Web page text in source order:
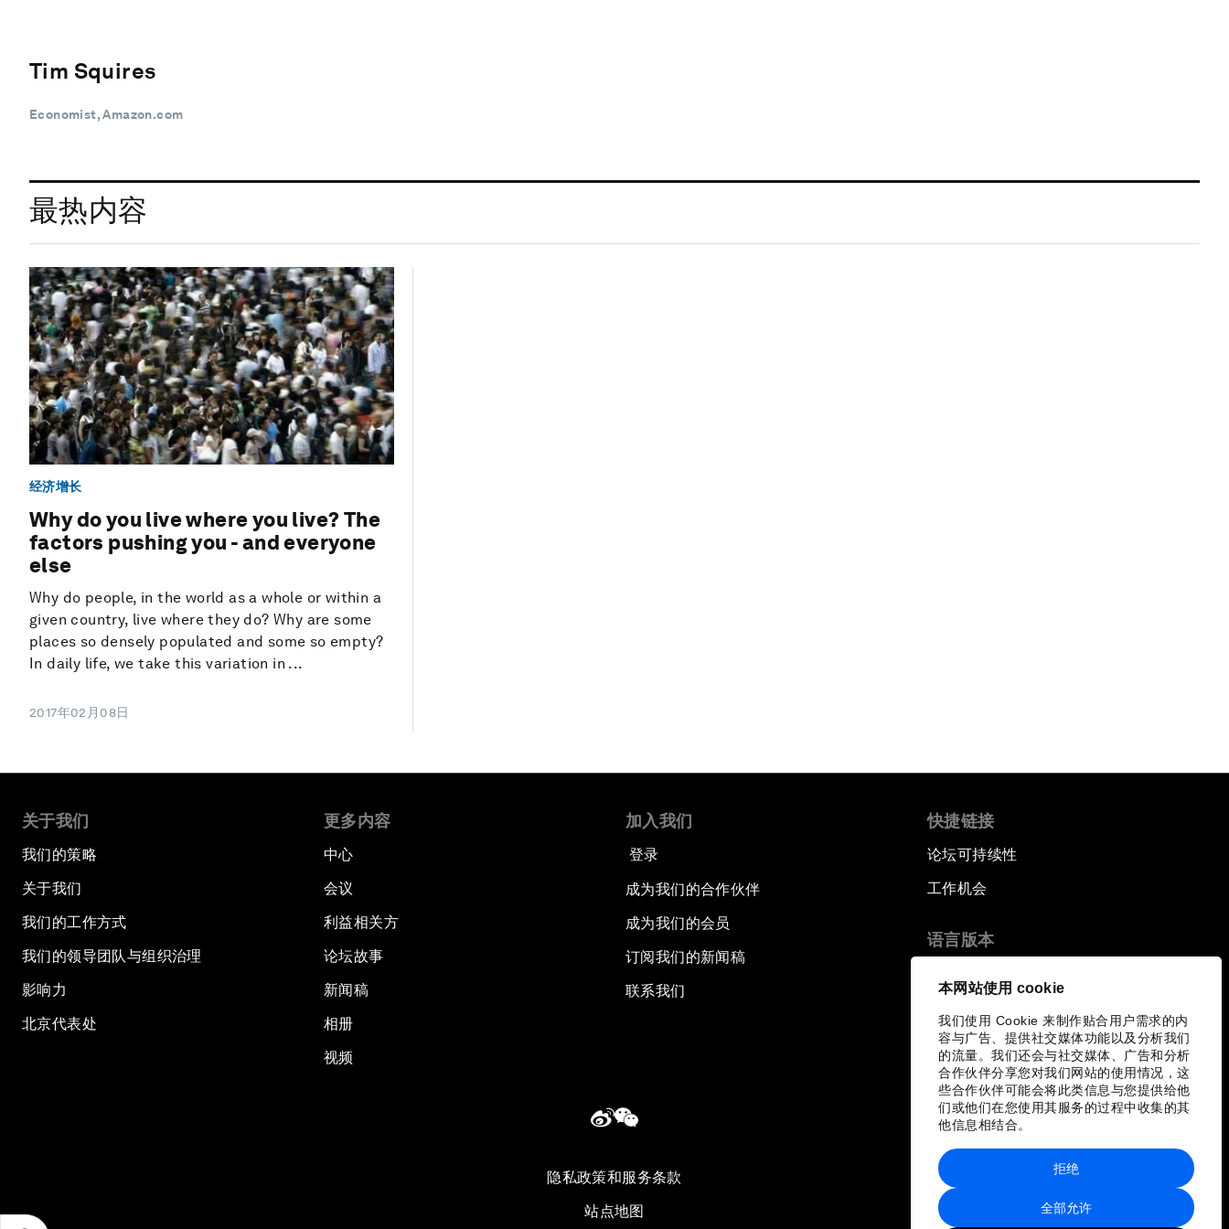
本网站使用 cookie
我们使用 Cookie 来制作贴合用户需求的内
容与广告、提供社交媒体功能以及分析我们
的流量。我们还会与社交媒体、广告和分析
合作伙伴分享您对我们网站的使用情况，这
些合作伙伴可能会将此类信息与您提供给他
们或他们在您使用其服务的过程中收集的其
他信息相结合。
全部允许
拒绝
Tim Squires
Economist, Amazon.com
最热内容
经济增长
Why do you live where you live? The
factors pushing you - and everyone
else
Why do people, in the world as a whole or within a
given country, live where they do? Why are some
places so densely populated and some so empty?
In daily life, we take this variation in ...
2017年02月08日
关于我们
我们的策略
关于我们
我们的工作方式
我们的领导团队与组织治理
影响力
北京代表处
更多内容
中心
会议
利益相关方
论坛故事
新闻稿
相册
视频
加入我们
登录
成为我们的合作伙伴
成为我们的会员
订阅我们的新闻稿
联系我们
快捷链接
论坛可持续性
工作机会
语言版本
隐私政策和服务条款
站点地图